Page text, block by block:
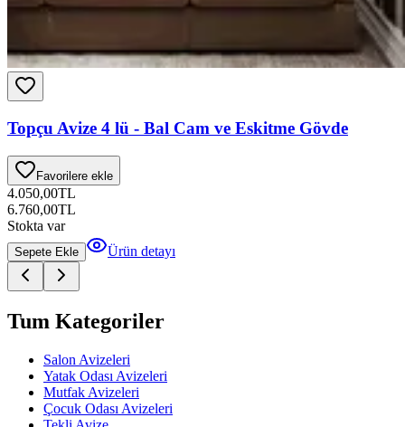
Topçu Avize 4 lü - Bal Cam ve Eskitme Gövde
Favorilere ekle
4.050,00TL
6.760,00TL
Stokta var
Sepete Ekle Ürün detayı
Tum Kategoriler
Salon Avizeleri
Yatak Odası Avizeleri
Mutfak Avizeleri
Çocuk Odası Avizeleri